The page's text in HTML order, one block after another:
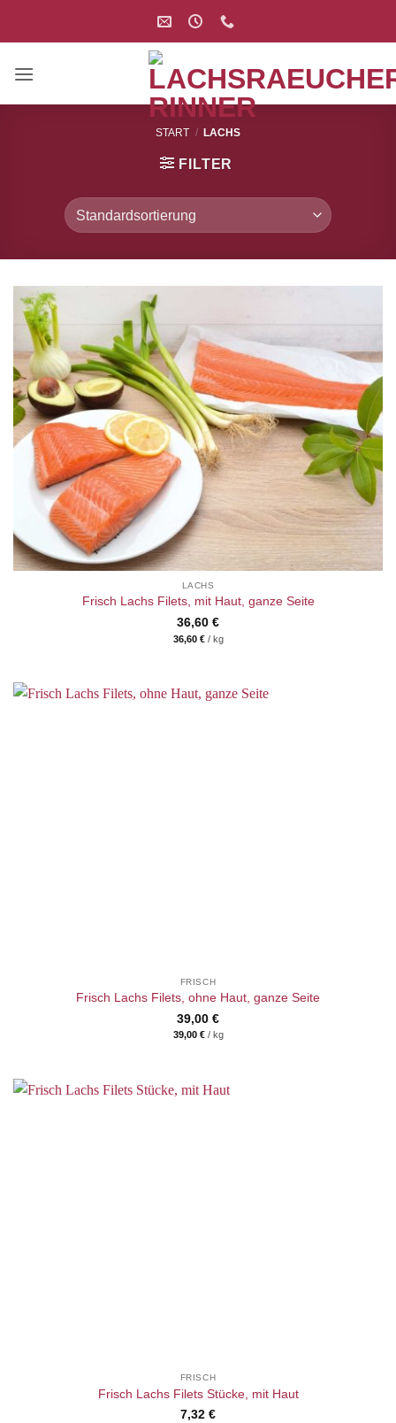
START / LACHS
FILTER
LACHS
Frisch Lachs Filets, mit Haut, ganze Seite
36,60 €
36,60 €/ kg
FRISCH
Frisch Lachs Filets, ohne Haut, ganze Seite
39,00 €
39,00 €/ kg
FRISCH
Frisch Lachs Filets Stücke, mit Haut
7,32 €